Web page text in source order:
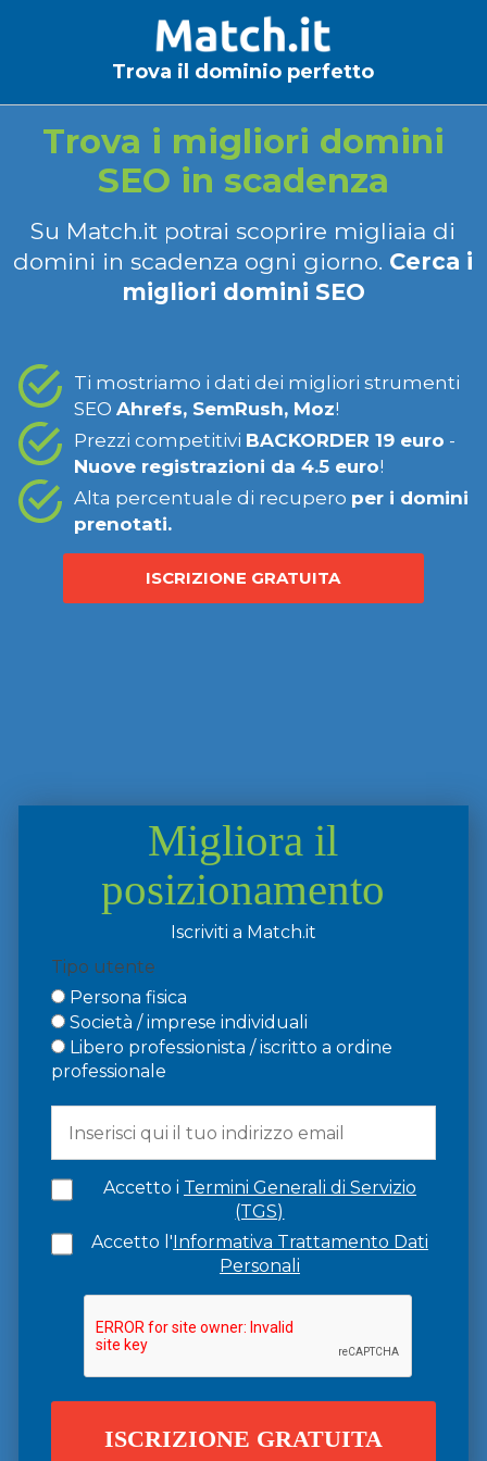
Trova il dominio perfetto
Trova i migliori domini
SEO in scadenza
Su Match.it potrai scoprire migliaia di
domini in scadenza ogni giorno. Cerca i
migliori domini SEO
Ti mostriamo i dati dei migliori strumenti
SEO Ahrefs, SemRush, Moz!
Prezzi competitivi BACKORDER 19 euro -
Nuove registrazioni da 4.5 euro!
Alta percentuale di recupero per i domini
prenotati.
ISCRIZIONE GRATUITA
Migliora il
posizionamento
Iscriviti a Match.it
Tipo utente
Persona fisica
Società / imprese individuali
Libero professionista / iscritto a ordine
professionale
Accetto i Termini Generali di Servizio
(TGS)
Accetto l'Informativa Trattamento Dati
Personali